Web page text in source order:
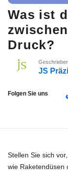
Was ist
Druck?
JS
Folgen Sie uns
Stellen Sie sich
wie Raketendüsen